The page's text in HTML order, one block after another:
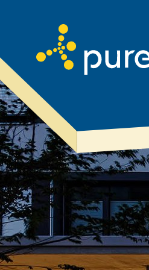
Darum
puren
Unternehmen
100 Betriebe
Ressourceneffizienz
Nachhaltigkeit &